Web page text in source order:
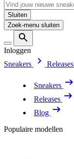
Sluiten
Zoek-menu sluiten
Inloggen
Sneakers
Releases
Sneakers
Releases
Blog
Populaire modellen